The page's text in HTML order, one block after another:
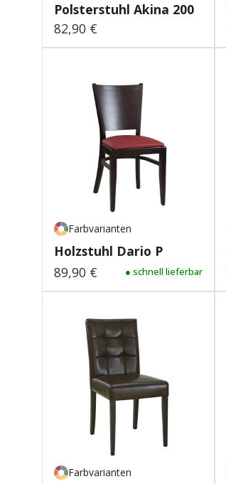
Polsterstuhl Akina 200
Regulärer Preis:
82,90 €
Farbvarianten
Holzstuhl Dario P
Regulärer Preis:
89,90 € ● schnell lieferbar
Farbvarianten